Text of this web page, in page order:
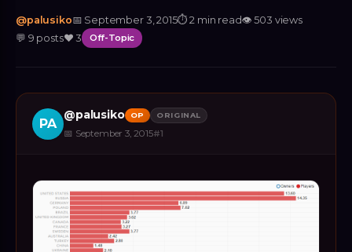
@palusiko📅 September 3, 2015⏱2 min read👁503 views
💬 9 posts❤️3 Off-Topic
PA
@palusiko OP ORIGINAL
📅 September 3, 2015#1